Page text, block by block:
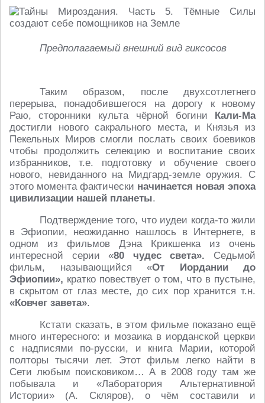
Предполагаемый внешний вид гиксосов
Таким образом, после двухсотлетнего
перерыва, понадобившегося на дорогу к новому
Раю, сторонники культа чёрной богини Кали-Ма
достигли нового сакрального места, и Князья из
Пекельных Миров смогли послать своих боевиков
чтобы продолжить селекцию и воспитание своих
избранников, т.е. подготовку и обучение своего
нового, невиданного на Мидгард-земле оружия. С
этого момента фактически начинается новая эпоха
цивилизации нашей планеты.
Подтверждение того, что иудеи когда-то жили
в Эфиопии, неожиданно нашлось в Интернете, в
одном из фильмов Дэна Крикшенка из очень
интересной серии «80 чудес света». Седьмой
фильм, называющийся «От Иордании до
Эфиопии», кратко повествует о том, что в пустыне,
в скрытом от глаз месте, до сих пор хранится т.н.
«Ковчег завета».
Кстати сказать, в этом фильме показано ещё
много интересного: и мозаика в иорданской церкви
с надписями по-русски, и книга Марии, которой
полторы тысячи лет. Этот фильм легко найти в
Сети любым поисковиком… А в 2008 году там же
побывала и «Лаборатория Альтернативной
Истории» (А. Скляров), о чём составили и